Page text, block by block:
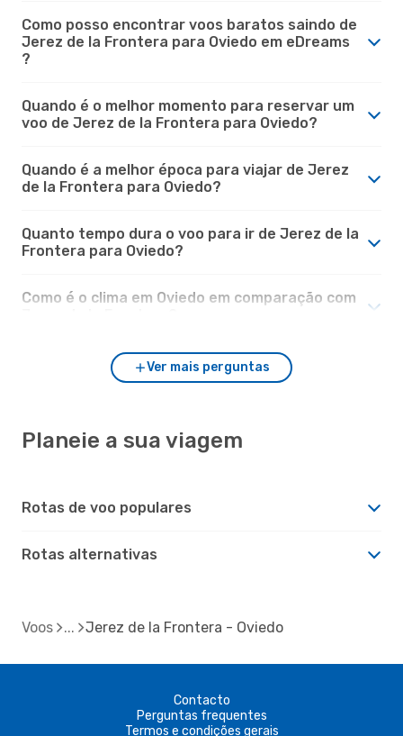
Como posso encontrar voos baratos saindo de
Jerez de la Frontera para Oviedo em eDreams
?
Quando é o melhor momento para reservar um
voo de Jerez de la Frontera para Oviedo?
Quando é a melhor época para viajar de Jerez
de la Frontera para Oviedo?
Quanto tempo dura o voo para ir de Jerez de la
Frontera para Oviedo?
Como é o clima em Oviedo em comparação com
Ver mais perguntas
Planeie a sua viagem
Rotas de voo populares
Rotas alternativas
Voos Jerez de la Frontera - Oviedo
Contacto
Perguntas frequentes
Termos e condições gerais